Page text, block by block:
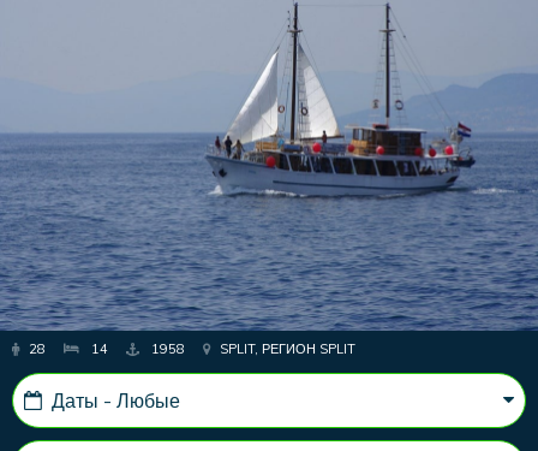
28 14 1958 SPLIT, РЕГИОН SPLIT